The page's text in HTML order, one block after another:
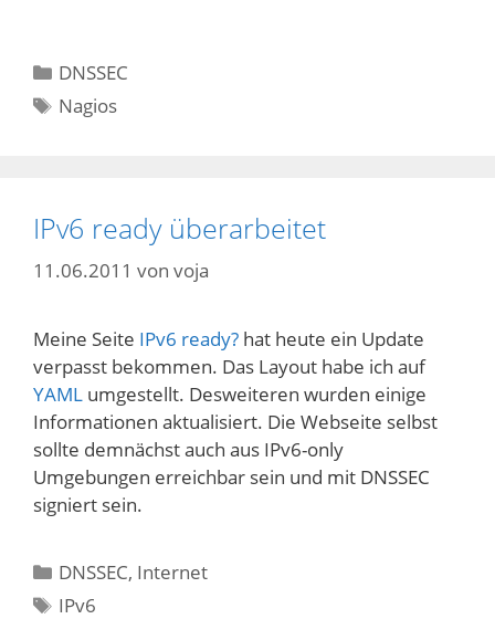
Kategorien
DNSSEC
Schlagwörter
Nagios
IPv6 ready überarbeitet
11.06.2011 von voja
Meine Seite IPv6 ready? hat heute ein Update
verpasst bekommen. Das Layout habe ich auf
YAML umgestellt. Desweiteren wurden einige
Informationen aktualisiert. Die Webseite selbst
sollte demnächst auch aus IPv6-only
Umgebungen erreichbar sein und mit DNSSEC
signiert sein.
Kategorien
DNSSEC, Internet
Schlagwörter
IPv6